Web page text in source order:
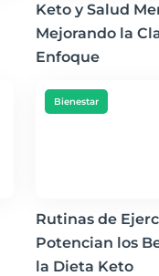
Keto y Salud
Mejorando la
Enfoque
Bienestar
Rutinas de
Potencian los
la Dieta Keto